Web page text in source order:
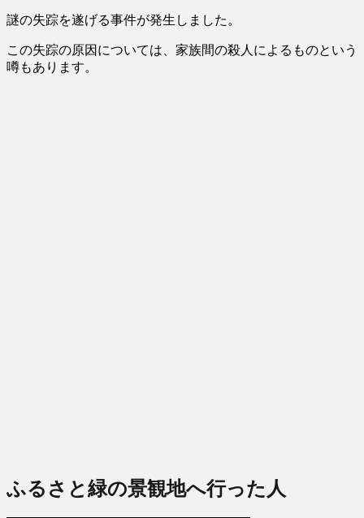
謎の失踪を遂げる事件が発生しました。
この失踪の原因については、家族間の殺人によるものという
噂もあります。
ふるさと緑の景観地へ行った人